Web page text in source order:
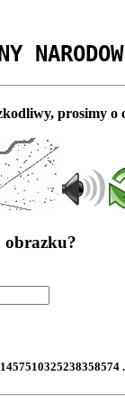
prosimy o
obrazku?
1457510325238358574 .